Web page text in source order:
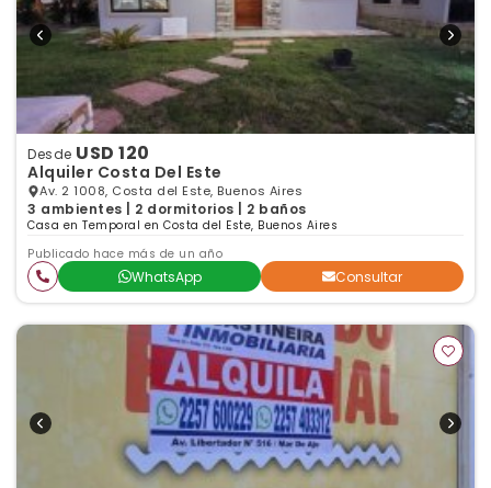
Desde USD 120
Alquiler Costa Del Este
Av. 2 1008, Costa del Este, Buenos Aires
3 ambientes | 2 dormitorios | 2 baños
Casa en Temporal en Costa del Este, Buenos Aires
Publicado hace más de un año
WhatsApp Consultar